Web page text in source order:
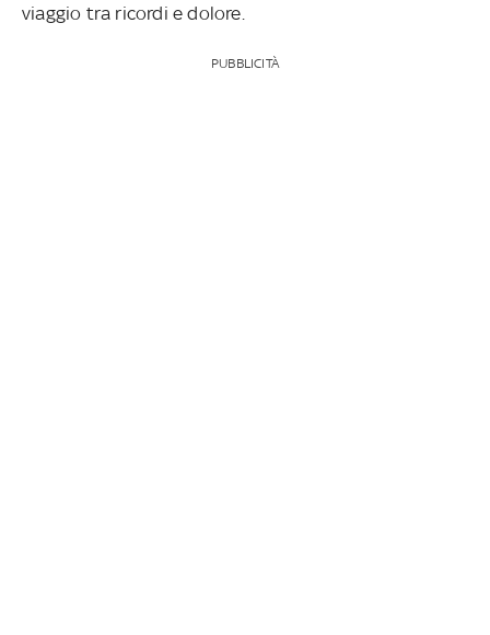
viaggio tra ricordi e dolore.
PUBBLICITÀ